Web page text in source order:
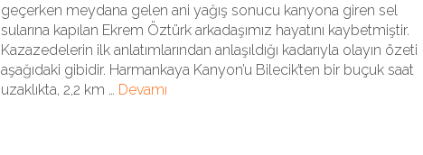
geçerken meydana gelen ani yağış sonucu kanyona giren sel
sularına kapılan Ekrem Öztürk arkadaşımız hayatını kaybetmiştir.
Kazazedelerin ilk anlatımlarından anlaşıldığı kadarıyla olayın özeti
aşağıdaki gibidir. Harmankaya Kanyon’u Bilecik’ten bir buçuk saat
uzaklıkta, 2,2 km … Devamı